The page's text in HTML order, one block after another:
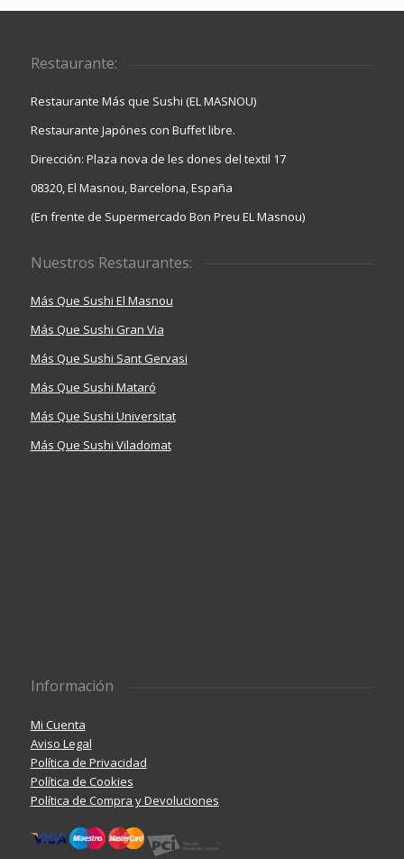
Restaurante:
Restaurante Más que Sushi (EL MASNOU)
Restaurante Japónes con Buffet libre.
Dirección: Plaza nova de les dones del textil 17
08320, El Masnou, Barcelona, España
(En frente de Supermercado Bon Preu EL Masnou)
Nuestros Restaurantes:
Más Que Sushi El Masnou
Más Que Sushi Gran Via
Más Que Sushi Sant Gervasi
Más Que Sushi Mataró
Más Que Sushi Universitat
Más Que Sushi Viladomat
Información
Mi Cuenta
Aviso Legal
Política de Privacidad
Política de Cookies
Política de Compra y Devoluciones